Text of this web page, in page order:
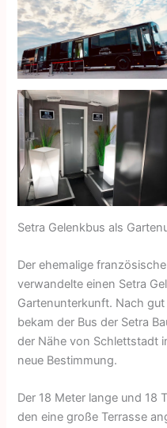
Setra Gelenkbus als
Der ehemalige
verwandelte einen Setra
Gartenunterkunft. Nach
bekam der Bus der Setra
der Nähe von Schlettstadt
neue Bestimmung.
Der 18 Meter lange und 18
den eine große Terrasse